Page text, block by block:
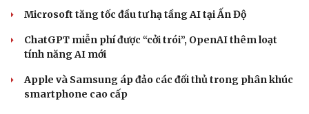
Microsoft tăng tốc đầu tư hạ tầng AI tại Ấn Độ
ChatGPT miễn phí được “cởi trói”, OpenAI thêm loạt
tính năng AI mới
Apple và Samsung áp đảo các đối thủ trong phân khúc
smartphone cao cấp